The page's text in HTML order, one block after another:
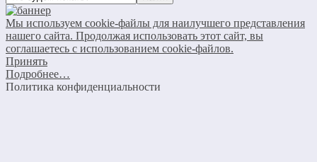
Мы используем cookie-файлы для наилучшего представления
нашего сайта. Продолжая использовать этот сайт, вы
соглашаетесь с использованием cookie-файлов.
Принять
Подробнее…
Политика конфиденциальности